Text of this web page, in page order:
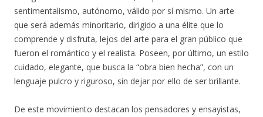
sentimentalismo, autónomo, válido por sí mismo. Un arte
que será además minoritario, dirigido a una élite que lo
comprende y disfruta, lejos del arte para el gran público que
fueron el romántico y el realista. Poseen, por último, un estilo
cuidado, elegante, que busca la “obra bien hecha”, con un
lenguaje pulcro y riguroso, sin dejar por ello de ser brillante.
De este movimiento destacan los pensadores y ensayistas,